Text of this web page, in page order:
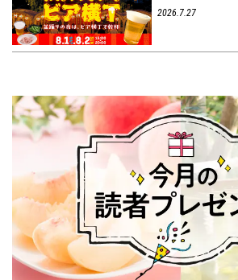
2026.7.27